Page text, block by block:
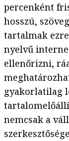
percenként
hosszú,
tartalmak
nyelvű
ellenőrizni,
gyakorlatilag
nemcsak a